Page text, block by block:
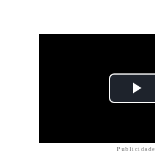
Publicidade